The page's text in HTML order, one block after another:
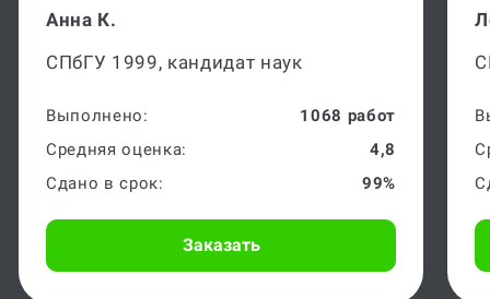
Анна К.
СПбГУ 1999, кандидат наук
Выполнено:
1068 работ
Средняя оценка:
4,8
Сдано в срок:
99%
Заказать